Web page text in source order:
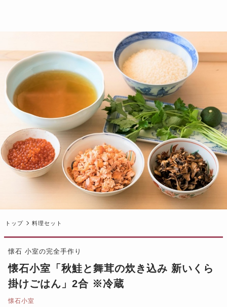
トップ 料理セット
懐石 小室の完全手作り
懐石小室「秋鮭と舞茸の炊き込み 新いくら
掛けごはん」2合 ※冷蔵
懐石小室